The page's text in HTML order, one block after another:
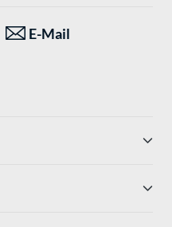
E-Mail